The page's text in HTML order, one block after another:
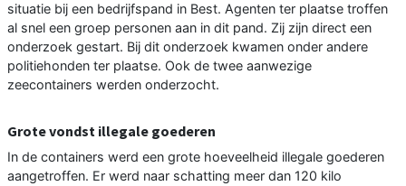
situatie bij een bedrijfspand in Best. Agenten ter plaatse troffen
al snel een groep personen aan in dit pand. Zij zijn direct een
onderzoek gestart. Bij dit onderzoek kwamen onder andere
politiehonden ter plaatse. Ook de twee aanwezige
zeecontainers werden onderzocht.
Grote vondst illegale goederen
In de containers werd een grote hoeveelheid illegale goederen
aangetroffen. Er werd naar schatting meer dan 120 kilo